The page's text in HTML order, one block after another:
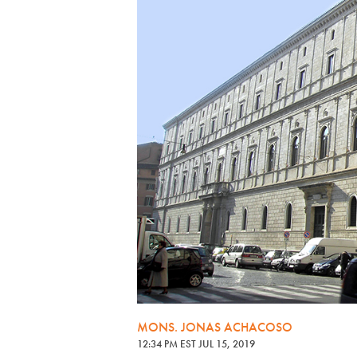
MONS. JONAS ACHACOSO
12:34 PM EST JUL 15, 2019